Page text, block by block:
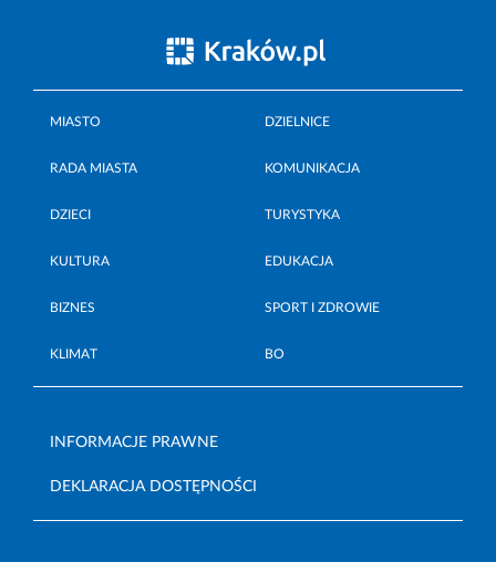
MIASTO DZIELNICE
RADA MIASTA KOMUNIKACJA
DZIECI TURYSTYKA
KULTURA EDUKACJA
BIZNES SPORT I ZDROWIE
KLIMAT BO
INFORMACJE PRAWNE
DEKLARACJA DOSTĘPNOŚCI